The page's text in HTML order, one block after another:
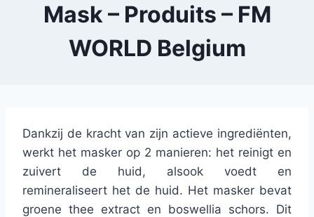
Mask – Produits – FM
WORLD Belgium
Dankzij de kracht van zijn actieve ingrediënten,
werkt het masker op 2 manieren: het reinigt en
zuivert de huid, alsook voedt en
remineraliseert het de huid. Het masker bevat
groene thee extract en boswellia schors. Dit